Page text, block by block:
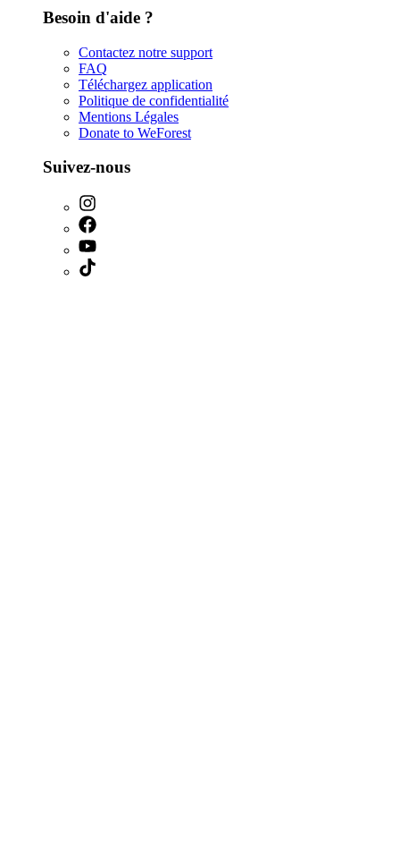
Besoin d'aide ?
Contactez notre support
FAQ
Téléchargez application
Politique de confidentialité
Mentions Légales
Donate to WeForest
Suivez-nous